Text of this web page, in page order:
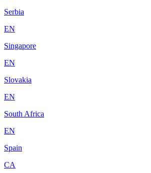
Serbia
EN
Singapore
EN
Slovakia
EN
South Africa
EN
Spain
CA